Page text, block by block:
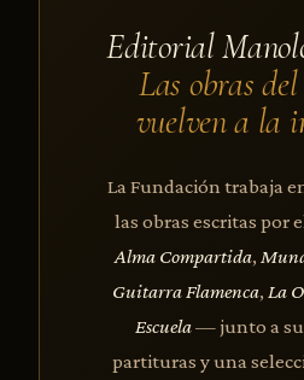
Editorial
Las obras
vuelven a la
La Fundación trabaja
las obras escritas por
Alma Compartida,
Guitarra Flamenca, La
Escuela— junto a su
partituras y una